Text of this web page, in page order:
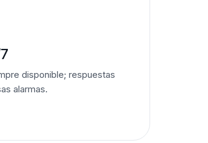
disponible; respuestas
alarmas.